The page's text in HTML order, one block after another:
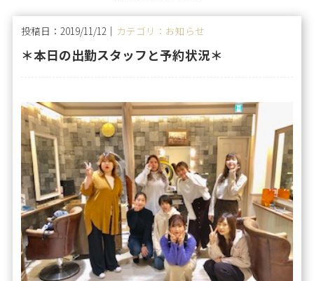
投稿日：2019/11/12｜ カテゴリ：お知らせ
＊本日の出勤スタッフと予約状況＊